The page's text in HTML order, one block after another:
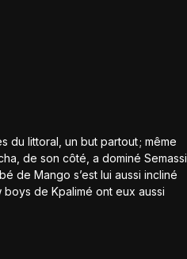
du littoral, un but partout ; même
de son côté, a dominé Semassi
de Mango s’est lui aussi incliné
de Kpalimé ont eux aussi